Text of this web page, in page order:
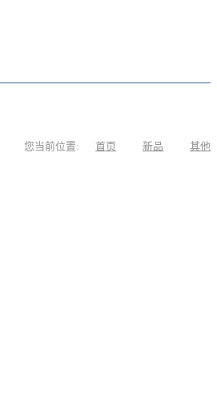
您当前位置: 首页 新品 其他